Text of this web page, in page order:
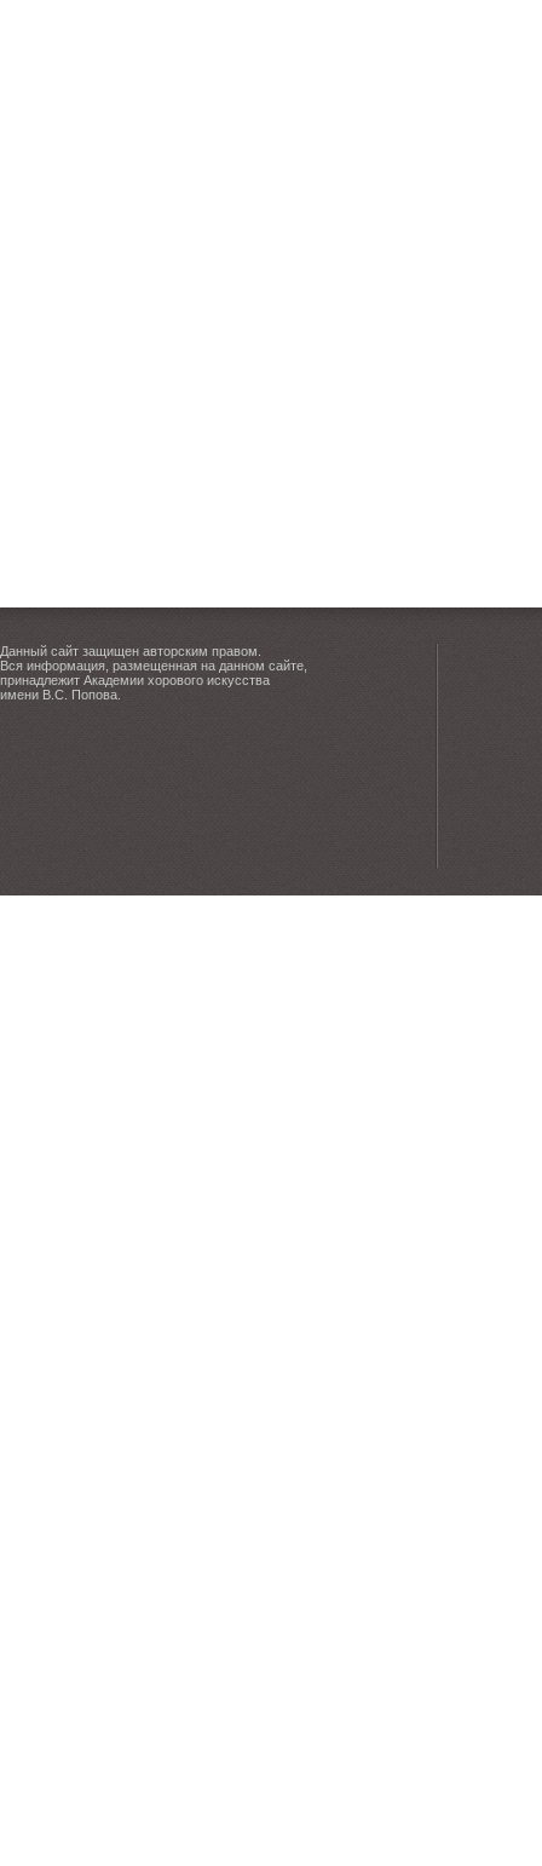
Данный сайт защищен авторским правом.
Вся информация, размещенная на данном сайте,
принадлежит Академии хорового искусства
имени В.С. Попова.